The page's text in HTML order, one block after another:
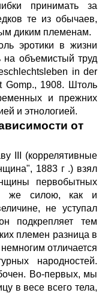
принимать за
те из обычаев,
диким племенам.
эротики в жизни
на объемистый труд
in der
Gomp., 1908. Штоль
и прежних
и этнологией.
от
III (коррелятивные
1883 г .) взял
первобытных
же силою, как и
не уступал
подкрепляет тем
племен разница в
отличается
народностей.
Во-первых, мы
в весе всего тела,